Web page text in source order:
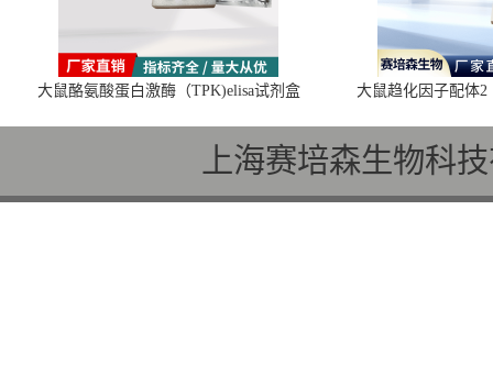
大鼠酪氨酸蛋白激酶（TPK)elisa试剂盒 大鼠趋化因子配体2
上海赛培森生物科